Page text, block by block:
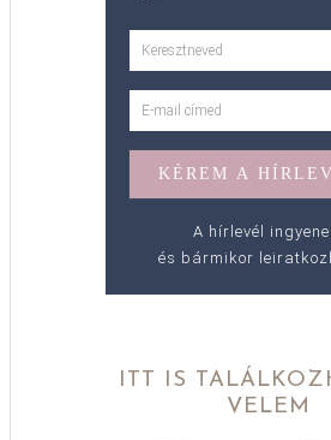
A hírlevél
és bármikor
ITT IS
VELEM